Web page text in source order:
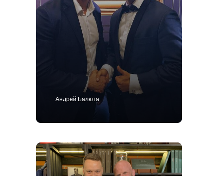
Андрей Балюта
ИП Поличко Дмитрий Олегович
Подарочный сертификат
Мужской гардероб
Ткани для пошива одежды
Смокинг
Сорочки
Bespoke
Блог
Пиджак
Брюки
MTM
Контакты
Костюм